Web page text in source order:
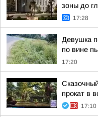
зоны до
17:28
Девушка
по вине
17:20
прокат в
17:10